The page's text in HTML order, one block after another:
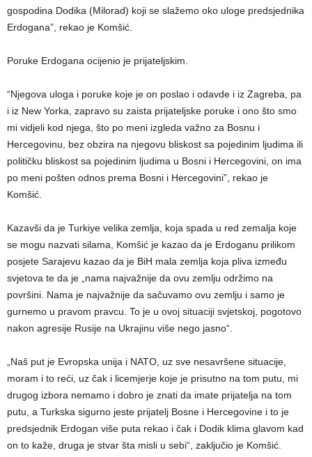
gospodina Dodika (Milorad) koji se slažemo oko uloge predsjednika
Erdogana”, rekao je Komšić.
Poruke Erdogana ocijenio je prijateljskim.
“Njegova uloga i poruke koje je on poslao i odavde i iz Zagreba, pa
i iz New Yorka, zapravo su zaista prijateljske poruke i ono što smo
mi vidjeli kod njega, što po meni izgleda važno za Bosnu i
Hercegovinu, bez obzira na njegovu bliskost sa pojedinim ljudima ili
političku bliskost sa pojedinim ljudima u Bosni i Hercegovini, on ima
po meni pošten odnos prema Bosni i Hercegovini”, rekao je
Komšić.
Kazavši da je Turkiye velika zemlja, koja spada u red zemalja koje
se mogu nazvati silama, Komšić je kazao da je Erdoganu prilikom
posjete Sarajevu kazao da je BiH mala zemlja koja pliva između
svjetova te da je „nama najvažnije da ovu zemlju održimo na
površini. Nama je najvažnije da sačuvamo ovu zemlju i samo je
gurnemo u pravom pravcu. To je u ovoj situaciji svjetskoj, pogotovo
nakon agresije Rusije na Ukrajinu više nego jasno“.
„Naš put je Evropska unija i NATO, uz sve nesavršene situacije,
moram i to reći, uz čak i licemjerje koje je prisutno na tom putu, mi
drugog izbora nemamo i dobro je znati da imate prijatelja na tom
putu, a Turkska sigurno jeste prijatelj Bosne i Hercegovine i to je
predsjednik Erdogan više puta rekao i čak i Dodik klima glavom kad
on to kaže, druga je stvar šta misli u sebi“, zaključio je Komšić.